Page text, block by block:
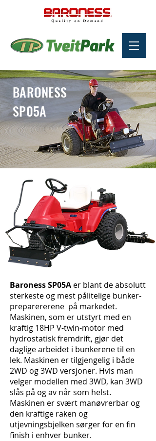
BARONESS
SP05A
Baroness SP05A er blant de absolutt
sterkeste og mest pålitelige bunker-
preparererene på markedet.
Maskinen, som er utstyrt med en
kraftig 18HP V-twin-motor med
hydrostatisk fremdrift, gjør det
daglige arbeidet i bunkerene til en
lek. Maskinen er tilgjengelig i både
2WD og 3WD versjoner. Hvis man
velger modellen med 3WD, kan 3WD
slås på og av når som helst.
Maskinen er svært manøvrerbar og
den kraftige raken og
utjevningsbjelken sørger for en fin
finish i enhver bunker.